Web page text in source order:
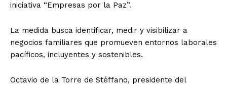
iniciativa “Empresas por la Paz”.
La medida busca identificar, medir y visibilizar a
negocios familiares que promueven entornos laborales
pacíficos, incluyentes y sostenibles.
Octavio de la Torre de Stéffano, presidente del